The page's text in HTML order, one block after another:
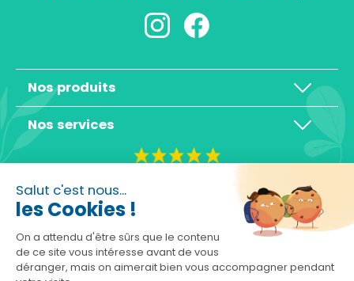
Salut c'est nous...
les Cookies !
On a attendu d'être sûrs que le contenu
de ce site vous intéresse avant de vous
déranger, mais on aimerait bien vous accompagner pendant
Nos produits
Nos services